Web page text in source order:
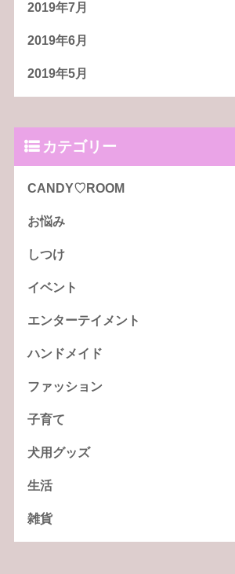
2019年7月
2019年6月
2019年5月
カテゴリー
CANDY♡ROOM
お悩み
しつけ
イベント
エンターテイメント
ハンドメイド
ファッション
子育て
犬用グッズ
生活
雑貨